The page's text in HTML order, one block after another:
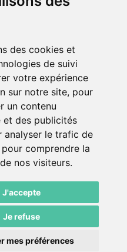
des cookies et
de suivi
votre expérience
sur notre site, pour
un contenu
et des publicités
analyser le trafic de
comprendre la
nos visiteurs.
J'accepte
Je refuse
mes préférences
03